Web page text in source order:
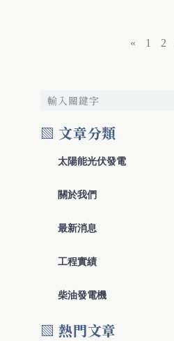
« 1 2
▧ 文章分類
太陽能光伏發電
關於我們
最新消息
工程實績
柴油發電機
▧ 熱門文章